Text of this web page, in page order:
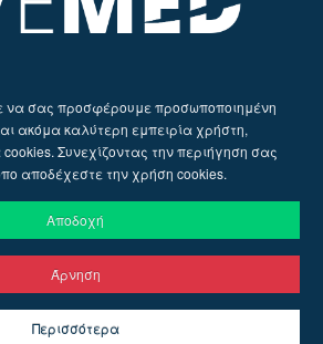
Design byRuler Digital Agency&
CnC Tech
να σας προσφέρουμε προσωποποιημένη
ακόμα καλύτερη εμπειρία χρήστη,
Συνεχίζοντας την περιήγηση σας
αποδέχεστε την χρήση cookies.
Αποδοχή
Άρνηση
Περισσότερα